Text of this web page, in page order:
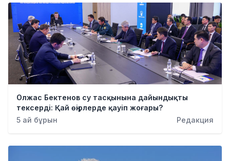
Олжас Бектенов су тасқынына дайындықты
тексерді: Қай өңірлерде қауіп жоғары?
5 ай бұрын
Редакция